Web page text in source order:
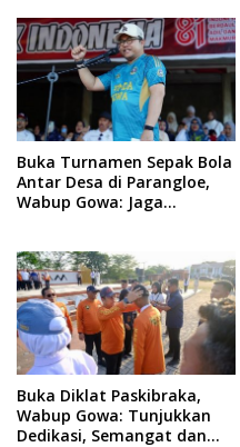
Baru
Buka Turnamen Sepak Bola
Antar Desa di Parangloe,
Wabup Gowa: Jaga
Buka Diklat Paskibraka,
Wabup Gowa: Tunjukkan
Dedikasi, Semangat dan